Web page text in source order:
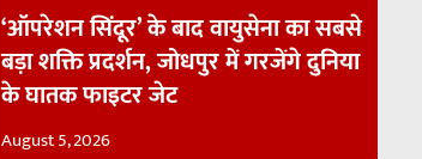
‘ऑपरेशन सिंदूर’ के बाद वायुसेना का सबसे
बड़ा शक्ति प्रदर्शन, जोधपुर में गरजेंगे दुनिया
के घातक फाइटर जेट
August 5, 2026